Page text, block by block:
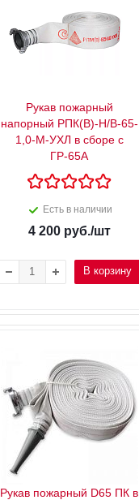
Рукав пожарный
напорный РПК(В)-Н/В-65-
1,0-М-УХЛ в сборе с
ГР-65А
Есть в наличии
4 200руб./шт
В корзину
Рукав пожарный D65 ПК в